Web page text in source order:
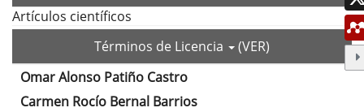
Artículos científicos
Términos de Licencia
(VER)
Contenido
Omar Alonso Patiño Castro
Carmen Rocío Bernal Barrios